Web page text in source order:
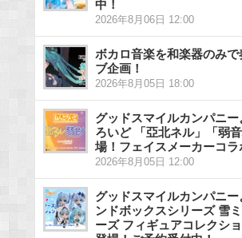
中！
2026年8月06日 12:00
ボカロ音楽を和楽器のみで
ブ企画！
2026年8月05日 18:00
グッドスマイルカンパニ
ろいど 「亞北ネル」「弱
場！フェイスメーカーコラ
2026年8月05日 12:00
グッドスマイルカンパニー
ンドボックスシリーズ 雪
ーズ フィギュアコレクシ